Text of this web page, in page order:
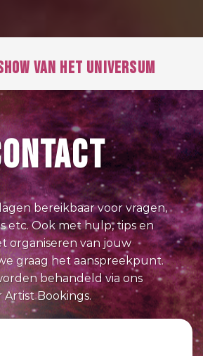
VAN HET UNIVERSUM
bereikbaar voor vragen,
etc. Ook met hulp, tips en
organiseren van jouw
graag het aanspreekpunt.
behandeld via ons
Bookings.